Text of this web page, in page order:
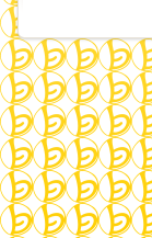
Keywords:
About:Learn
conversation
during the